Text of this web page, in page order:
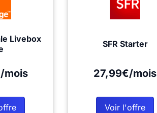
Livebox
mois
SFR Starter
27,99€/mois
Voir l'offre